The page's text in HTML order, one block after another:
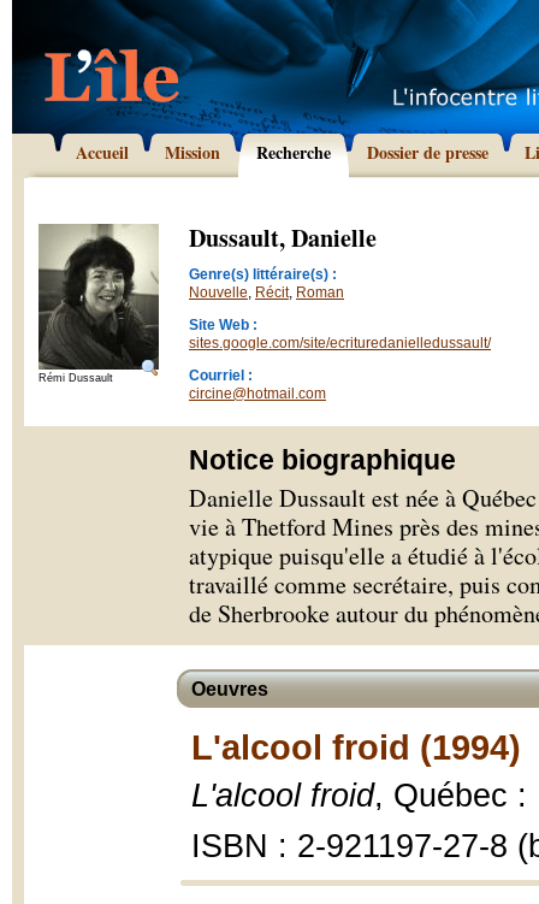
Accueil Mission Recherche Dossier de presse
Rémi Dussault
Dussault, Danielle
Genre(s) littéraire(s) :
Nouvelle, Récit, Roman
Site Web :
sites.google.com/site/ecrituredanielledussault/
Courriel :
circine@hotmail.com
Notice biographique
Danielle Dussault est née à
vie à Thetford Mines près des
atypique puisqu'elle a étudié à
travaillé comme secrétaire, puis
de Sherbrooke autour du
Oeuvres
L'alcool froid (1994)
L'alcool froid, Québec :
ISBN : 2-921197-27-8